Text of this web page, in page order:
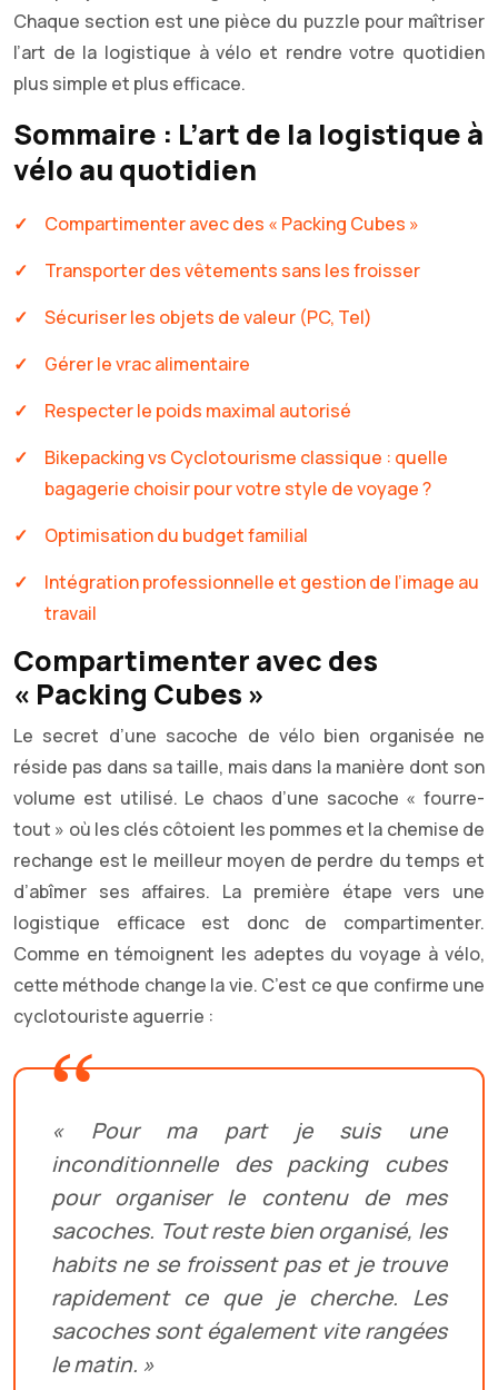
Chaque section est une pièce du puzzle pour maîtriser
l’art de la logistique à vélo et rendre votre quotidien
plus simple et plus efficace.
Sommaire : L’art de la logistique à
vélo au quotidien
Compartimenter avec des « Packing Cubes »
Transporter des vêtements sans les froisser
Sécuriser les objets de valeur (PC, Tel)
Gérer le vrac alimentaire
Respecter le poids maximal autorisé
Bikepacking vs Cyclotourisme classique : quelle
bagagerie choisir pour votre style de voyage ?
Optimisation du budget familial
Intégration professionnelle et gestion de l’image au
travail
Compartimenter avec des
« Packing Cubes »
Le secret d’une sacoche de vélo bien organisée ne
réside pas dans sa taille, mais dans la manière dont son
volume est utilisé. Le chaos d’une sacoche « fourre-
tout » où les clés côtoient les pommes et la chemise de
rechange est le meilleur moyen de perdre du temps et
d’abîmer ses affaires. La première étape vers une
logistique efficace est donc de compartimenter.
Comme en témoignent les adeptes du voyage à vélo,
cette méthode change la vie. C’est ce que confirme une
cyclotouriste aguerrie :
« Pour ma part je suis une
inconditionnelle des packing cubes
pour organiser le contenu de mes
sacoches. Tout reste bien organisé, les
habits ne se froissent pas et je trouve
rapidement ce que je cherche. Les
sacoches sont également vite rangées
le matin. »